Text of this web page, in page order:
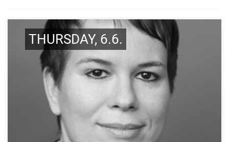
THURSDAY, 6.6.